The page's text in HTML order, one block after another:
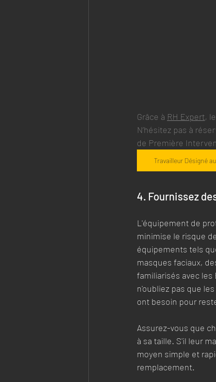
Grâce à RH Expert,
N’hésitez pas à
de Première
Travailleur Désigné
4. Fournissez
L'équipement de
minimise le risque
équipements tels
masques faciaux,
familiarisés avec les
n'oubliez pas que
ont besoin pour
Assurez-vous que
à sa taille. S'il leur
moyen simple et
remplacement.